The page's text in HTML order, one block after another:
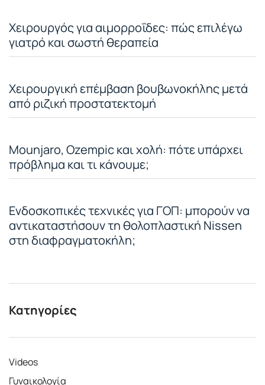
Χειρουργός για αιμορροΐδες: πώς επιλέγω
γιατρό και σωστή θεραπεία
Χειρουργική επέμβαση βουβωνοκήλης μετά
από ριζική προστατεκτομή
Mounjaro, Ozempic και χολή: πότε υπάρχει
πρόβλημα και τι κάνουμε;
Ενδοσκοπικές τεχνικές για ΓΟΠ: μπορούν να
αντικαταστήσουν τη θολοπλαστική Nissen
στη διαφραγματοκήλη;
Κατηγορίες
Videos
Γυναικολογία